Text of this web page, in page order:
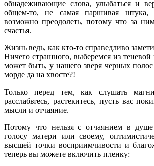
обнадеживающие слова, улыбаться и
общем-то, не самая паршивая штука,
возможно преодолеть, потому что за
счастья.
Жизнь ведь, как кто-то справедливо
Ничего страшного, выберемся из
может быть, у нашего зверя черных
морде да на хвосте?!
Только перед тем, как слушать
расслабьтесь, растекитесь, пусть вас
мысли и отчаяние.
Потому что нельзя с отчаянием в душе
голосу матери или своему,
высшей точки восприимчивости и
теперь вы можете включить пленку: